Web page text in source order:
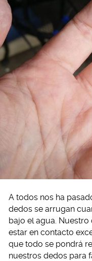
A todos nos ha
dedos se arrugan
bajo el agua. Nuestro
estar en contacto
que todo se pondrá
nuestros dedos para